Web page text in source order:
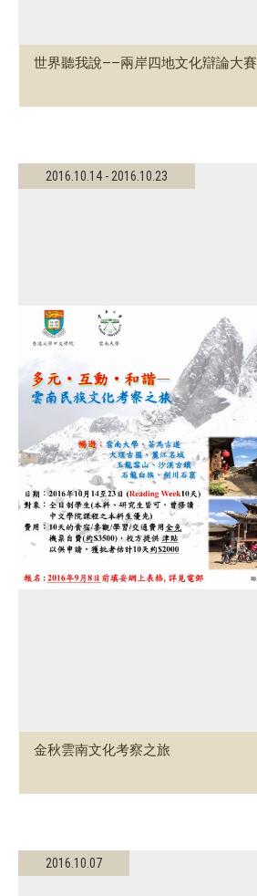
世界聽我說——兩岸四地文化辯論大賽
2016.10.14 - 2016.10.23
金秋雲南文化考察之旅
2016.10.07